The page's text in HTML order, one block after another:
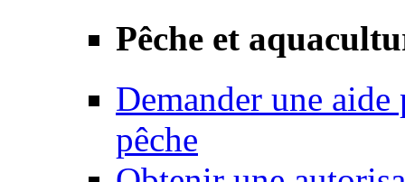
Pêche et
Demander une
pêche